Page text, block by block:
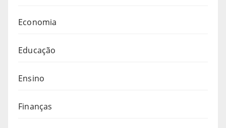
Economia
Educação
Ensino
Finanças